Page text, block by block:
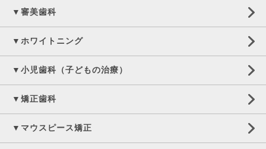
▼審美歯科
▼ホワイトニング
▼小児歯科（子どもの治療）
▼矯正歯科
▼マウスピース矯正